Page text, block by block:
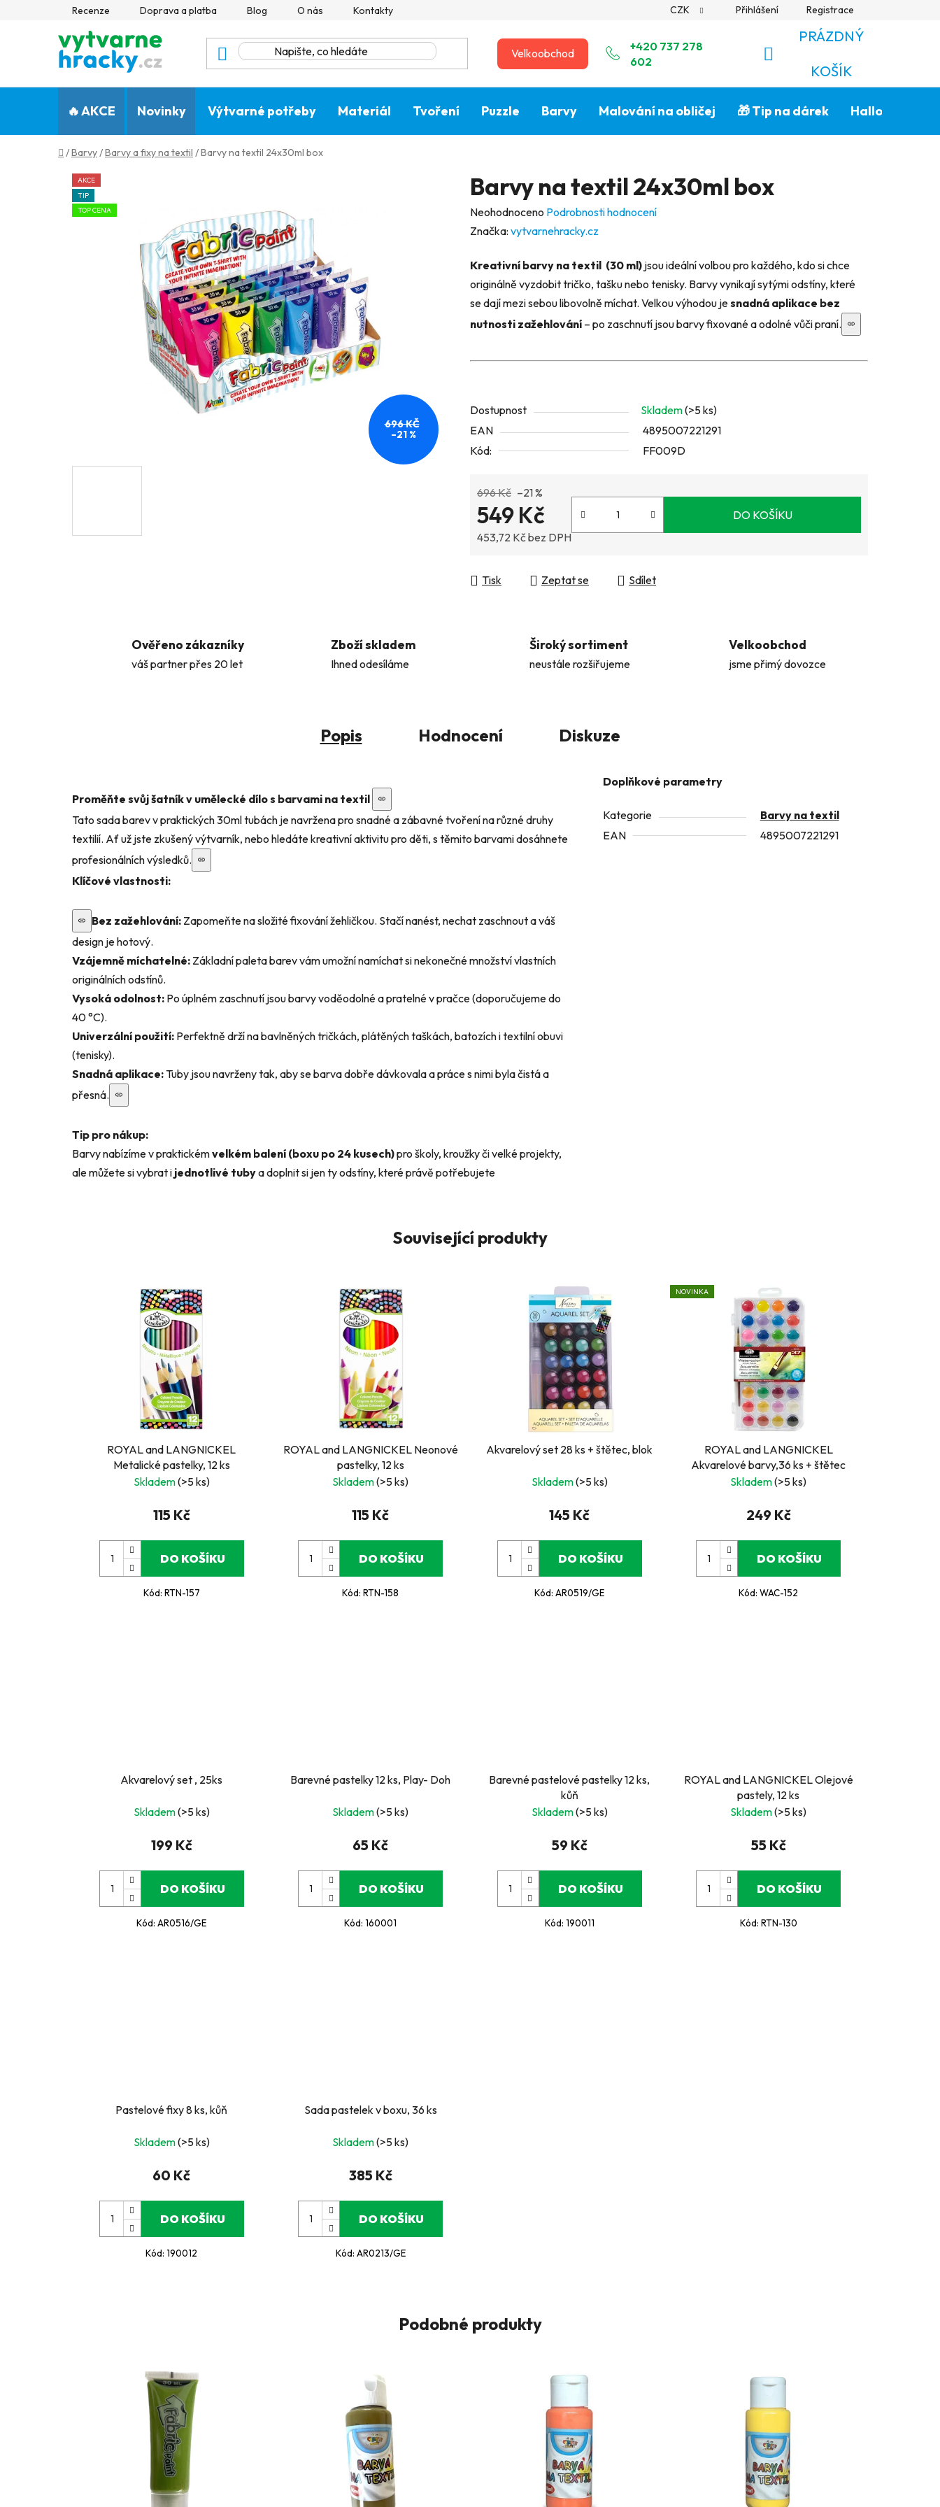
Recenze Doprava a platba Blog O nás Kontakty CZK Přihlášení Registrace
Velkoobchod
+420 737 278
602
NÁKUPNÍ
KOŠÍK
PRÁZDNÝ
KOŠÍK
🔥 AKCE Novinky Výtvarné potřeby Materiál Tvoření Puzzle Barvy Malování na obličej 🎁 Tip na dárek Halloween🎃
Domů
/Barvy/Barvy a fixy na textil /Barvy na textil 24x30ml box
Barvy na textil 24x30ml box
Průměrné
hodnocení
je
0,0
z
5
Neohodnoceno Podrobnosti hodnocení
Značka: vytvarnehracky.cz
Kreativní barvy na textil (30 ml) jsou ideální volbou pro každého, kdo si chce
originálně vyzdobit tričko, tašku nebo tenisky. Barvy vynikají sytými odstíny, které
se dají mezi sebou libovolně míchat. Velkou výhodou jesnadná aplikace bez
nutnosti zažehlování – po zaschnutí jsou barvy fixované a odolné vůči praní.
Dostupnost Skladem(>5 ks)
EAN
4895007221291
Kód:
FF009D
696 Kč –21 %
549 Kč
453,72 Kč bez DPH
DO KOŠÍKU
Tisk Zeptat se Sdílet
AKCE
TIP
TOP CENA
696 KČ
–21 %
Ověřeno zákazníky
váš partner přes 20 let
Zboží skladem
Ihned odesíláme
Široký sortiment
neustále rozšiřujeme
Velkoobchod
jsme přimý dovozce
Popis Hodnocení Diskuze
Proměňte svůj šatník v umělecké dílo s barvami na textil
Tato sada barev v praktických 30ml tubách je navržena pro snadné a zábavné tvoření na různé druhy
textilií. Ať už jste zkušený výtvarník, nebo hledáte kreativní aktivitu pro děti, s těmito barvami dosáhnete
profesionálních výsledků.
Klíčové vlastnosti:
Bez zažehlování: Zapomeňte na složité fixování žehličkou. Stačí nanést, nechat zaschnout a váš
design je hotový.
Vzájemně míchatelné: Základní paleta barev vám umožní namíchat si nekonečné množství vlastních
originálních odstínů.
Vysoká odolnost: Po úplném zaschnutí jsou barvy voděodolné a pratelné v pračce (doporučujeme do
40 °C).
Univerzální použití: Perfektně drží na bavlněných tričkách, plátěných taškách, batozích i textilní obuvi
(tenisky).
Snadná aplikace: Tuby jsou navrženy tak, aby se barva dobře dávkovala a práce s nimi byla čistá a
přesná.
Tip pro nákup:
Barvy nabízíme v praktickémvelkém balení (boxu po 24 kusech)pro školy, kroužky či velké projekty,
ale můžete si vybrat i jednotlivé tubya doplnit si jen ty odstíny, které právě potřebujete
Doplňkové parametry
Kategorie
Barvy na textil
EAN
4895007221291
Související produkty
ROYAL and LANGNICKEL
Metalické pastelky, 12 ks
Skladem(>5 ks)
115 Kč
DO KOŠÍKU
Kód: RTN-157
ROYAL and LANGNICKEL Neonové
pastelky, 12 ks
Skladem(>5 ks)
115 Kč
DO KOŠÍKU
Kód:RTN-158
Akvarelový set 28 ks + štětec, blok
Skladem(>5 ks)
145 Kč
DO KOŠÍKU
Kód:AR0519/GE
NOVINKA
ROYAL and LANGNICKEL
Akvarelové barvy,36 ks + štětec
Skladem(>5 ks)
249 Kč
DO KOŠÍKU
Kód:WAC-152
Akvarelový set , 25ks
Skladem(>5 ks)
199 Kč
DO KOŠÍKU
Kód:AR0516/GE
Barevné pastelky 12 ks, Play- Doh
Skladem(>5 ks)
65 Kč
DO KOŠÍKU
Kód:160001
Barevné pastelové pastelky 12 ks,
kůň
Skladem(>5 ks)
59 Kč
DO KOŠÍKU
Kód: 190011
ROYAL and LANGNICKEL Olejové
pastely, 12 ks
Skladem(>5 ks)
55 Kč
DO KOŠÍKU
Kód: RTN-130
Pastelové fixy 8 ks, kůň
Skladem(>5 ks)
60 Kč
DO KOŠÍKU
Kód:190012
Sada pastelek v boxu, 36 ks
Skladem(>5 ks)
385 Kč
DO KOŠÍKU
Kód: AR0213/GE
Podobné produkty